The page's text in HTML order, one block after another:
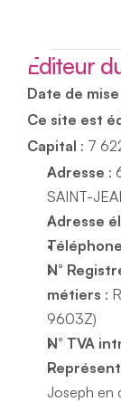
Editeur
Date de mise
Ce site est
Capital : 7
Adresse :
SAINT-
Adresse
Téléphone
N°
métiers :
9603Z)
N° TVA
Joseph en